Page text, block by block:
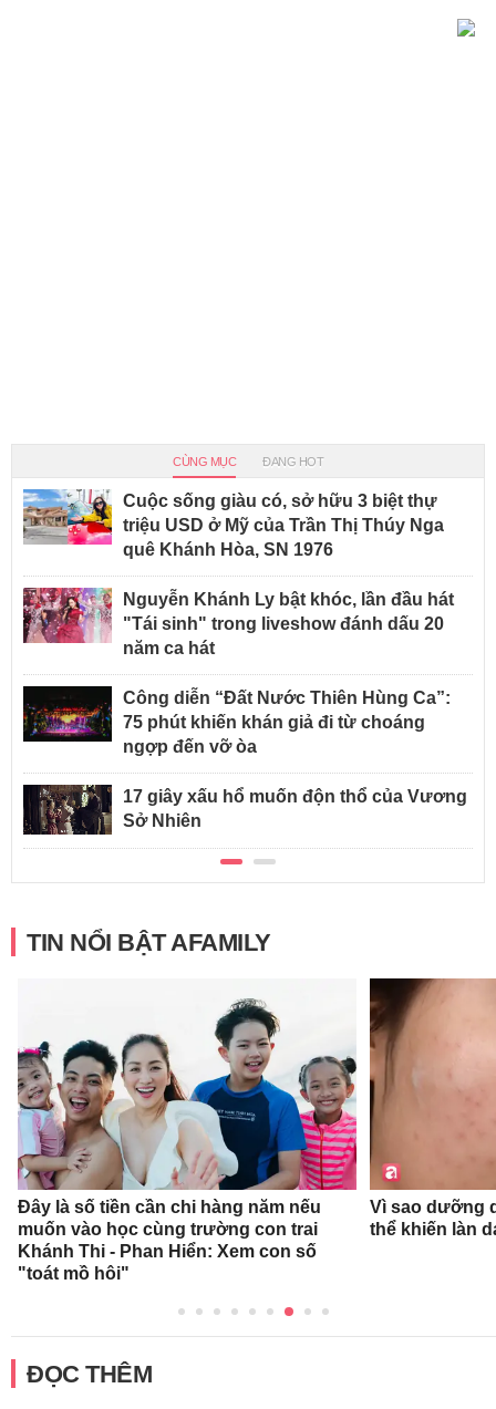
CÙNG MỤC ĐANG HOT
Cuộc sống giàu có, sở hữu 3 biệt thự
triệu USD ở Mỹ của Trần Thị Thúy Nga
quê Khánh Hòa, SN 1976
Nguyễn Khánh Ly bật khóc, lần đầu hát
"Tái sinh" trong liveshow đánh dấu 20
năm ca hát
Công diễn “Đất Nước Thiên Hùng Ca”:
75 phút khiến khán giả đi từ choáng
ngợp đến vỡ òa
17 giây xấu hổ muốn độn thổ của Vương
Sở Nhiên
TIN NỔI BẬT AFAMILY
Đây là số tiền cần chi hàng năm nếu
muốn vào học cùng trường con trai
Khánh Thi - Phan Hiển: Xem con số
"toát mồ hôi"
Vì sao dưỡng
thể khiến làn
ĐỌC THÊM